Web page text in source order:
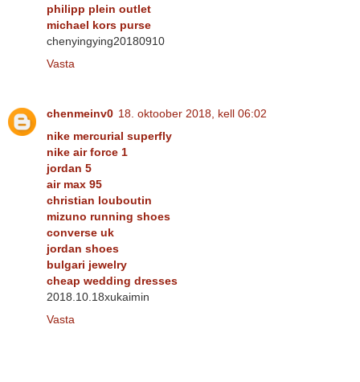
philipp plein outlet
michael kors purse
chenyingying20180910
Vasta
chenmeinv0 18. oktoober 2018, kell 06:02
nike mercurial superfly
nike air force 1
jordan 5
air max 95
christian louboutin
mizuno running shoes
converse uk
jordan shoes
bulgari jewelry
cheap wedding dresses
2018.10.18xukaimin
Vasta